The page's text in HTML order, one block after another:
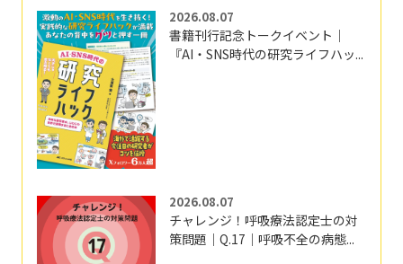
2026.08.07
書籍刊行記念トークイベント｜
『AI・SNS時代の研究ライフハッ...
2026.08.07
チャレンジ！呼吸療法認定士の対
策問題｜Q.17｜呼吸不全の病態...